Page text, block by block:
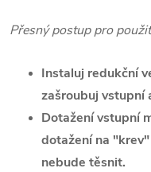
Přesný postup pro
Instaluj redukční
zašroubuj vstupní
Dotažení vstupní
dotažení na
nebude těsnit.